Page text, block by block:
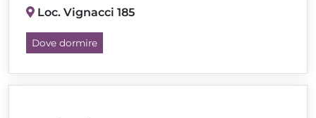
Loc. Vignacci 185
Dove dormire